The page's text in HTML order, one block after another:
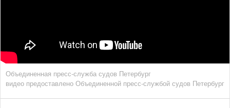
Объединенная пресс-служба судов Петербург
видео предоставлено Объединенной пресс-службой судов Петербург